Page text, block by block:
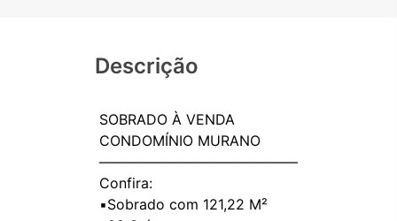
Descrição
SOBRADO À VENDA
CONDOMÍNIO MURANO
——————————————
Confira:
▪️Sobrado com 121,22 M²